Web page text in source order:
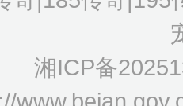
湘ICP备